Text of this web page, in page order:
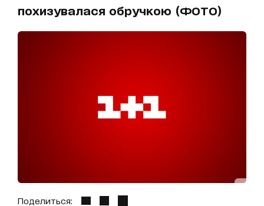
похизувалася обручкою (ФОТО)
Поделиться: